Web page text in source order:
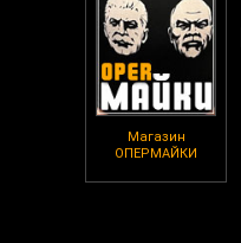
Магазин
ОПЕРМАЙКИ